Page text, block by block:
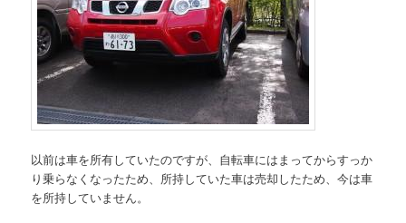
以前は車を所有していたのですが、自転車にはまってからすっか
り乗らなくなったため、所持していた車は売却したため、今は車
を所持していません。